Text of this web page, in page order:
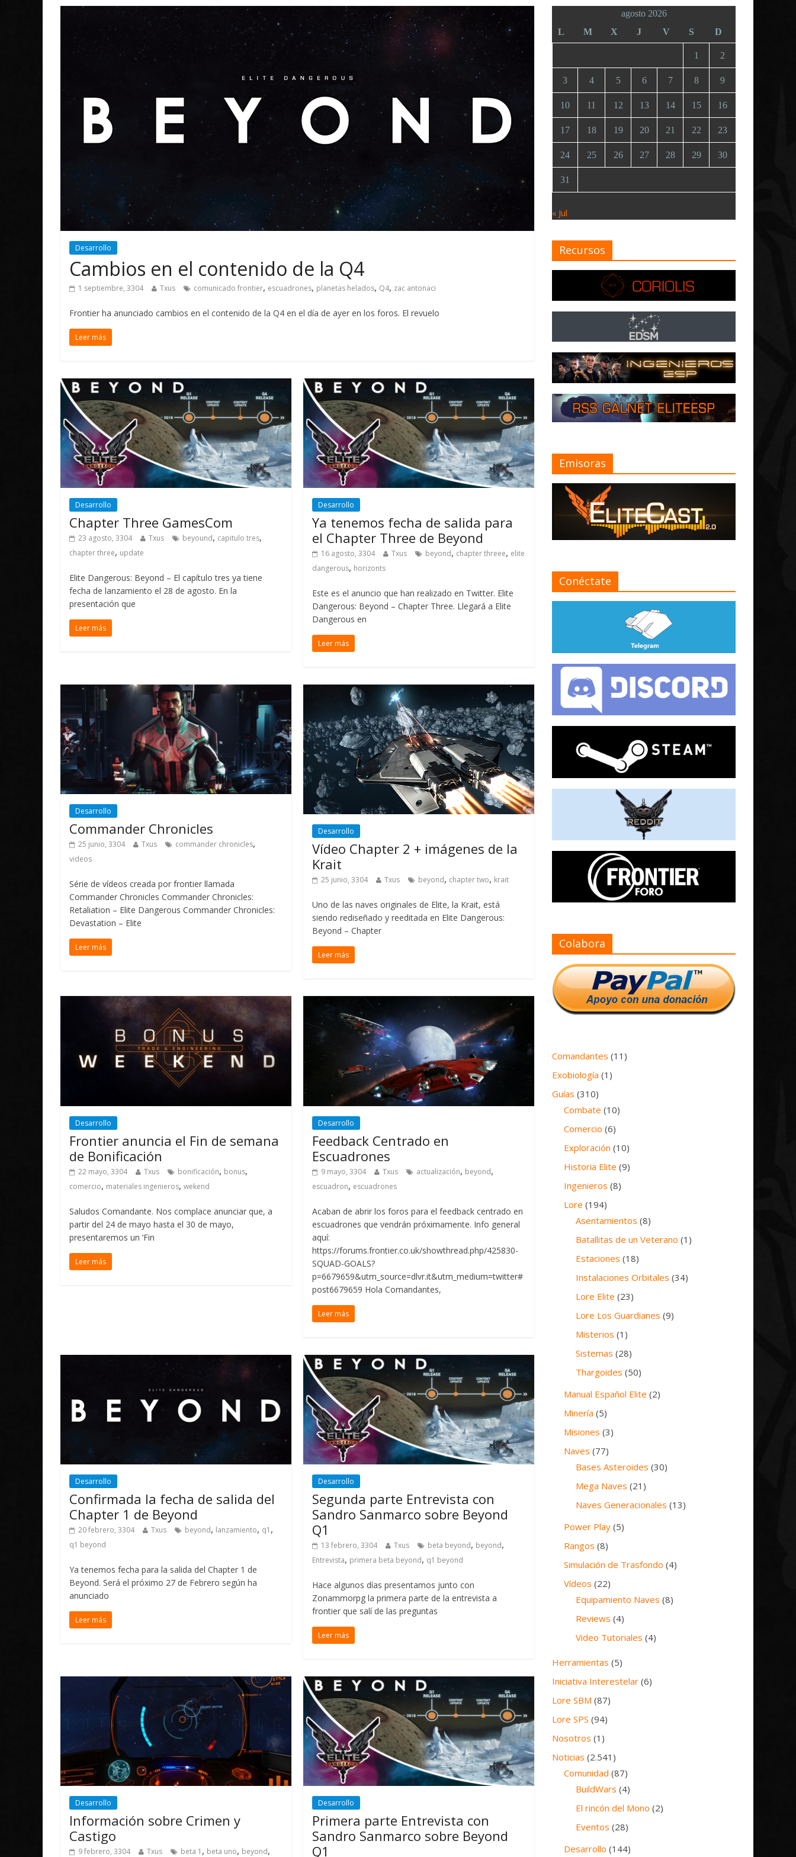
Desarrollo
Cambios en el contenido de la Q4
1 septiembre, 3304 Txus comunicado frontier, escuadrones, planetas helados, Q4, zac antonaci
Frontier ha anunciado cambios en el contenido de la Q4 en el día de ayer en los foros. El revuelo
Leer más
Desarrollo
Chapter Three GamesCom
23 agosto, 3304 Txus beyound, capitulo tres,
chapter three, update
Elite Dangerous: Beyond – El capítulo tres ya tiene
fecha de lanzamiento el 28 de agosto. En la
presentación que
Leer más
Desarrollo
Ya tenemos fecha de salida para
el Chapter Three de Beyond
16 agosto, 3304 Txus beyond, chapter threee, elite
dangerous, horizonts
Este es el anuncio que han realizado en Twitter. Elite
Dangerous: Beyond – Chapter Three. Llegará a Elite
Dangerous en
Leer más
Desarrollo
Commander Chronicles
25 junio, 3304 Txus commander chronicles,
videos
Série de vídeos creada por frontier llamada
Commander Chronicles Commander Chronicles:
Retaliation – Elite Dangerous Commander Chronicles:
Devastation – Elite
Leer más
Desarrollo
Vídeo Chapter 2 + imágenes de la
Krait
25 junio, 3304 Txus beyond, chapter two, krait
Uno de las naves originales de Elite, la Krait, está
siendo rediseñado y reeditada en Elite Dangerous:
Beyond – Chapter
Leer más
Desarrollo
Frontier anuncia el Fin de semana
de Bonificación
22 mayo, 3304 Txus bonificación, bonus,
comercio, materiales ingenieros, wekend
Saludos Comandante. Nos complace anunciar que, a
partir del 24 de mayo hasta el 30 de mayo,
presentaremos un ‘Fin
Leer más
Desarrollo
Feedback Centrado en
Escuadrones
9 mayo, 3304 Txus actualización, beyond,
escuadron, escuadrones
Acaban de abrir los foros para el feedback centrado en
escuadrones que vendrán próximamente. Info general
aquí:
https://forums.frontier.co.uk/showthread.php/425830-
SQUAD-GOALS?
p=6679659&utm_source=dlvr.it&utm_medium=twitter#
post6679659 Hola Comandantes,
Leer más
Desarrollo
Confirmada la fecha de salida del
Chapter 1 de Beyond
20 febrero, 3304 Txus beyond, lanzamiento, q1 ,
q1 beyond
Ya tenemos fecha para la salida del Chapter 1 de
Beyond. Será el próximo 27 de Febrero según ha
anunciado
Leer más
Desarrollo
Segunda parte Entrevista con
Sandro Sanmarco sobre Beyond
Q1
13 febrero, 3304 Txus beta beyond, beyond,
Entrevista, primera beta beyond, q1 beyond
Hace algunos días presentamos junto con
Zonammorpg la primera parte de la entrevista a
frontier que salí de las preguntas
Leer más
Desarrollo
Información sobre Crimen y
Castigo
9 febrero, 3304 Txus beta 1 , beta uno, beyond,
Desarrollo
Primera parte Entrevista con
Sandro Sanmarco sobre Beyond
Q1
agosto 2026
L
M X J V S D
1 2
3 4 5 6 7 8 9
10 11 12 13 14 15 16
17 18 19 20 21 22 23
24 25 26 27 28 29 30
31
« Jul
Recursos
Emisoras
Conéctate
Colabora
Comandantes (11)
Exobiología (1)
Guías (310)
Combate (10)
Comercio (6)
Exploración (10)
Historia Elite (9)
Ingenieros (8)
Lore (194)
Asentamientos (8)
Batallitas de un Veterano (1)
Estaciones (18)
Instalaciones Orbitales (34)
Lore Elite (23)
Lore Los Guardianes (9)
Misterios (1)
Sistemas (28)
Thargoides (50)
Manual Español Elite (2)
Minería (5)
Misiones (3)
Naves (77)
Bases Asteroides (30)
Mega Naves (21)
Naves Generacionales (13)
Power Play (5)
Rangos (8)
Simulación de Trasfondo (4)
Vídeos (22)
Equipamiento Naves (8)
Reviews (4)
Video Tutoriales (4)
Herramientas (5)
Iniciativa Interestelar (6)
Lore SBM (87)
Lore SPS (94)
Nosotros (1)
Noticias (2.541)
Comunidad (87)
BuildWars (4)
El rincón del Mono (2)
Eventos (28)
Desarrollo (144)